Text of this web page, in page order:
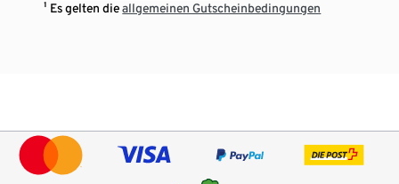
¹ Es gelten dieallgemeinen Gutscheinbedingungen